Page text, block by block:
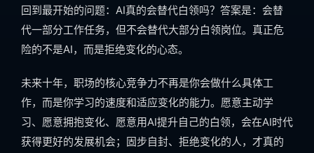
回到最开始的问题：AI真的会替代白领吗？答案是：会替
代一部分工作任务，但不会替代大部分白领岗位。真正危
险的不是AI，而是拒绝变化的心态。
未来十年，职场的核心竞争力不再是你会做什么具体工
作，而是你学习的速度和适应变化的能力。愿意主动学
习、愿意拥抱变化、愿意用AI提升自己的白领，会在AI时代
获得更好的发展机会；固步自封、拒绝变化的人，才真的